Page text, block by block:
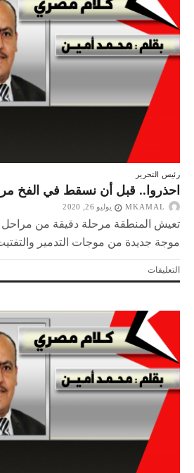
رئيس التحرير
احذروا.. قبل أن نسقط في الفخ
MKAMAL يوليو 26, 2020
تعيش المنطقة مرحلة دقيقة من مراحل
موجة جديدة من موجات التدمير
التعليقاتعلى
احذروا..
نسقط
في
الفخ
أخرى!
مغلقة